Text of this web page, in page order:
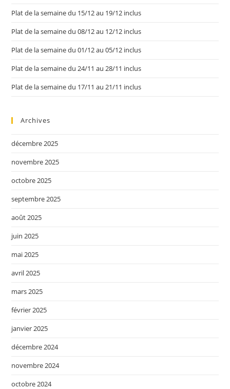
Plat de la semaine du 15/12 au 19/12 inclus
Plat de la semaine du 08/12 au 12/12 inclus
Plat de la semaine du 01/12 au 05/12 inclus
Plat de la semaine du 24/11 au 28/11 inclus
Plat de la semaine du 17/11 au 21/11 inclus
Archives
décembre 2025
novembre 2025
octobre 2025
septembre 2025
août 2025
juin 2025
mai 2025
avril 2025
mars 2025
février 2025
janvier 2025
décembre 2024
novembre 2024
octobre 2024